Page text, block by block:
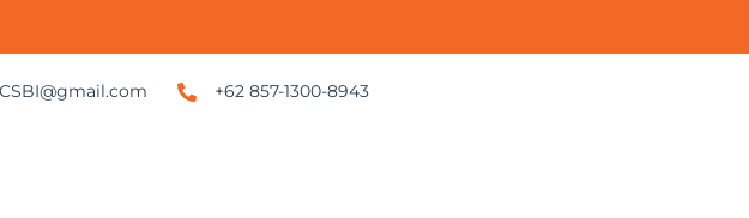
+62 857-1300-8943